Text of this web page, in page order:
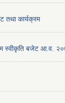
तथा कार्यक्रम
स्वीकृति बजेट आ.व.